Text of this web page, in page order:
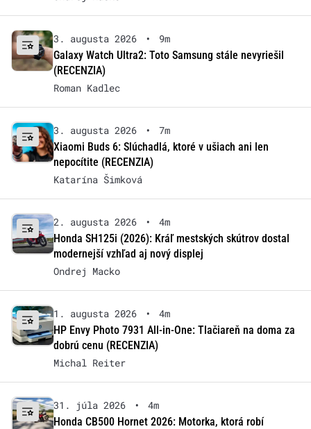
3. augusta 2026 •
9m
Galaxy Watch Ultra2: Toto Samsung stále nevyriešil
(RECENZIA)
Roman Kadlec
3. augusta 2026 •
7m
Xiaomi Buds 6: Slúchadlá, ktoré v ušiach ani len
nepocítite (RECENZIA)
Katarína Šimková
2. augusta 2026 •
4m
Honda SH125i (2026): Kráľ mestských skútrov dostal
modernejší vzhľad aj nový displej
Ondrej Macko
1. augusta 2026 •
4m
HP Envy Photo 7931 All-in-One: Tlačiareň na doma za
dobrú cenu (RECENZIA)
Michal Reiter
31. júla 2026 •
4m
Honda CB500 Hornet 2026: Motorka, ktorá robí